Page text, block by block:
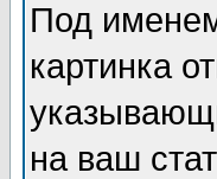
Под
картинка
на ваш